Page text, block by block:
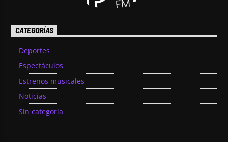
CATEGORÍAS
Deportes
Espectáculos
Estrenos musicales
Noticias
Sin categoría